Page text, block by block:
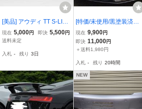
[美品] アウディ TT S-LINE
TTS 8S/FV 純正 フロント
バンパー ロア トリム 8S
A) ガーニッシュ リップ
現在 5,000円 即決 5,500円
送料未定
入札 - 残り 3日
[特価/未使用/黒塗装済み]
★Stage21/セレブリップ
★アウディ TTクーペ 2.
0TFSI/クワトロ用エアロ
ー ［C/ADTTA-BL］
現在 9,900円
即決 11,000円
＋送料1,980円
入札 - 残り 20時間
NEW